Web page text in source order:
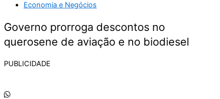
Economia e Negócios
Governo prorroga descontos no
querosene de aviação e no biodiesel
PUBLICIDADE